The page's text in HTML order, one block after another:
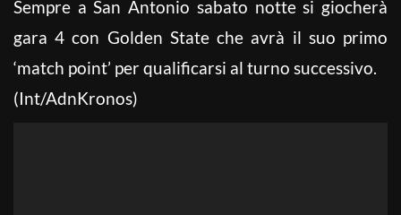
Sempre a San Antonio sabato notte si giocherà
gara 4 con Golden State che avrà il suo primo
‘match point’ per qualificarsi al turno successivo.
(Int/AdnKronos)